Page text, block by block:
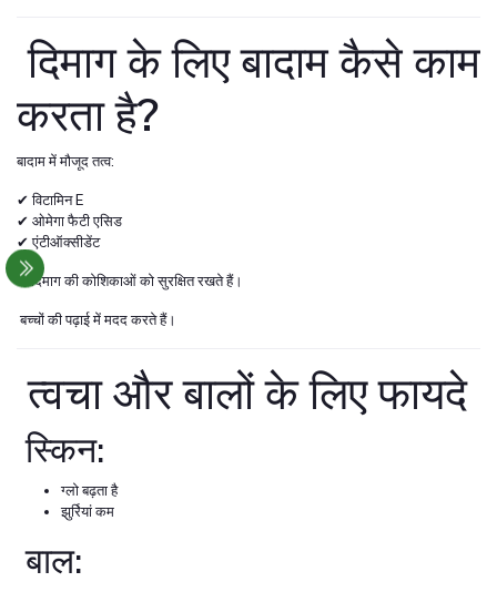
दिमाग के लिए बादाम कैसे काम
करता है?
बादाम में मौजूद तत्व:
✔ विटामिन E
✔ ओमेगा फैटी एसिड
✔ एंटीऑक्सीडेंट
ये दिमाग की कोशिकाओं को सुरक्षित रखते हैं।
बच्चों की पढ़ाई में मदद करते हैं।
त्वचा और बालों के लिए फायदे
स्किन:
ग्लो बढ़ता है
झुर्रियां कम
बाल: